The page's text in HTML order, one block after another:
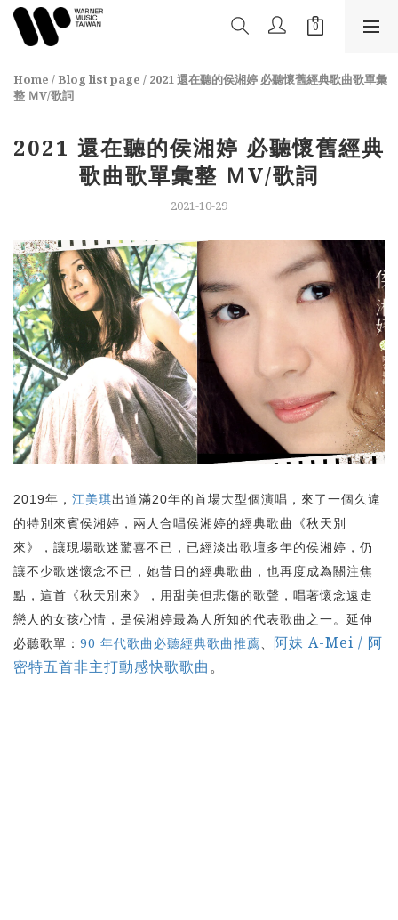
Home / Blog list page / 2021 還在聽的侯湘婷 必聽懷舊經典歌曲歌單彙
整 ＭV/歌詞
2021 還在聽的侯湘婷 必聽懷舊經典
歌曲歌單彙整 ＭV/歌詞
2021-10-29
2019年， 江美琪出道滿20年的首場大型個演唱，來了一個久違
的特別來賓侯湘婷，兩人合唱侯湘婷的經典歌曲《秋天別
來》，讓現場歌迷驚喜不已，已經淡出歌壇多年的侯湘婷，仍
讓不少歌迷懷念不已，她昔日的經典歌曲，也再度成為關注焦
點，這首《秋天別來》，用甜美但悲傷的歌聲，唱著懷念遠走
戀人的女孩心情，是侯湘婷最為人所知的代表歌曲之一。延伸
必聽歌單： 90 年代歌曲必聽經典歌曲推薦、 阿妹 A-Mei / 阿
密特五首非主打動感快歌歌曲。